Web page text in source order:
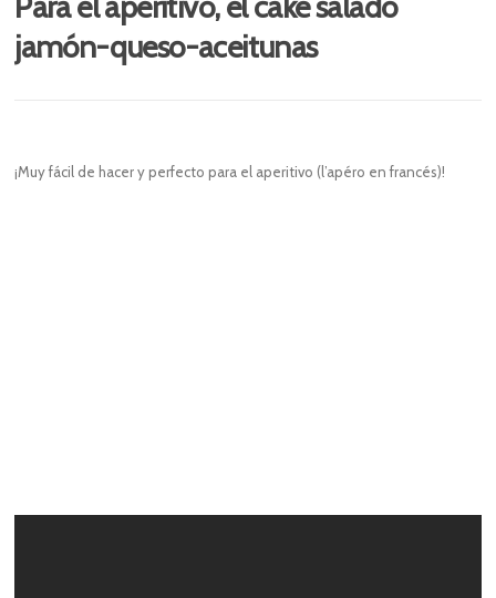
jamón-queso-aceitunas
¡Muy fácil de hacer y perfecto para el aperitivo (l’apéro en francés)!